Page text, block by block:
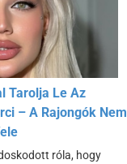
Tarolja Le Az
– A Rajongók Nem
róla, hogy